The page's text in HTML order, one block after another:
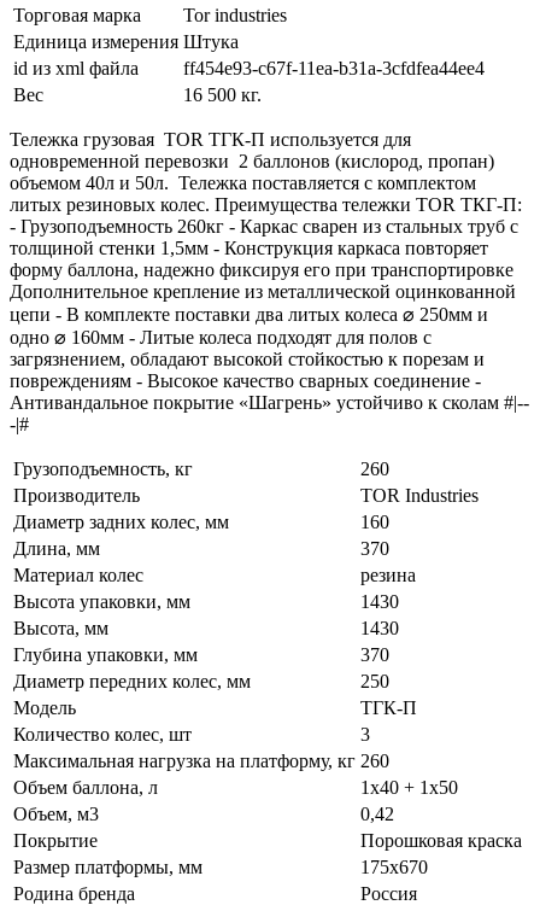
Торговая марка
Tor industries
Единица измерения Штука
id из xml файла
ff454e93-c67f-11ea-b31a-3cfdfea44ee4
Вес
16 500 кг.
Тележка грузовая TOR ТГК-П используется для
одновременной перевозки 2 баллонов (кислород, пропан)
объемом 40л и 50л. Тележка поставляется с комплектом
литых резиновых колес. Преимущества тележки TOR ТКГ-П:
- Грузоподъемность 260кг - Каркас сварен из стальных труб с
толщиной стенки 1,5мм - Конструкция каркаса повторяет
форму баллона, надежно фиксируя его при транспортировке
Дополнительное крепление из металлической оцинкованной
цепи - В комплекте поставки два литых колеса ⌀ 250мм и
одно ⌀ 160мм - Литые колеса подходят для полов с
загрязнением, обладают высокой стойкостью к порезам и
повреждениям - Высокое качество сварных соединение -
Антивандальное покрытие «Шагрень» устойчиво к сколам #|--
-|#
Грузоподъемность, кг
260
Производитель
TOR Industries
Диаметр задних колес, мм
160
Длина, мм
370
Материал колес
резина
Высота упаковки, мм
1430
Высота, мм
1430
Глубина упаковки, мм
370
Диаметр передних колес, мм
250
Модель
ТГК-П
Количество колес, шт
3
Максимальная нагрузка на платформу, кг 260
Объем баллона, л
1х40 + 1х50
Объем, м3
0,42
Покрытие
Порошковая краска
Размер платформы, мм
175х670
Родина бренда
Россия